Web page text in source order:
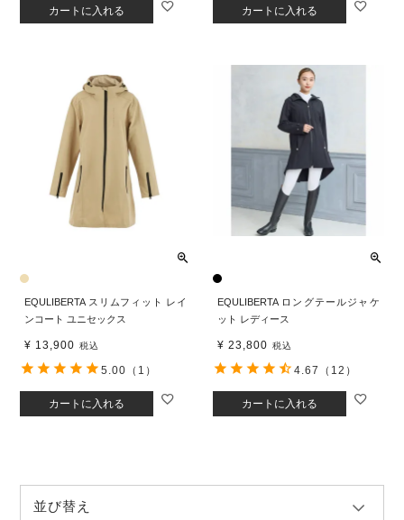
カートに入れる カートに入れる
EQULIBERTA スリムフィット レイ
ンコート ユニセックス
¥ 13,900 税込
カートに入れる
5.00 （1）
EQULIBERTA ロングテールジャケ
ット レディース
¥ 23,800 税込
カートに入れる
4.67 （12）
並び替え